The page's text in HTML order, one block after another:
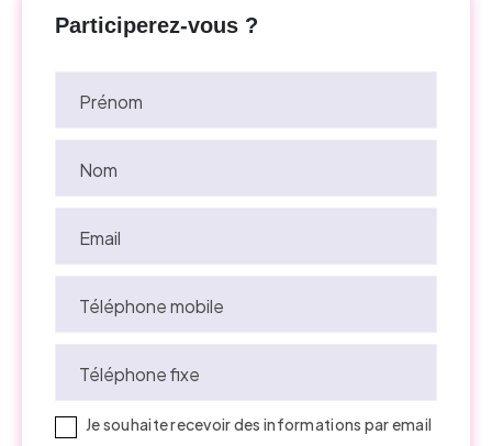
Participerez-vous ?
Prénom
Nom
Email
Téléphone mobile
Téléphone fixe
Je souhaite recevoir des informations par email